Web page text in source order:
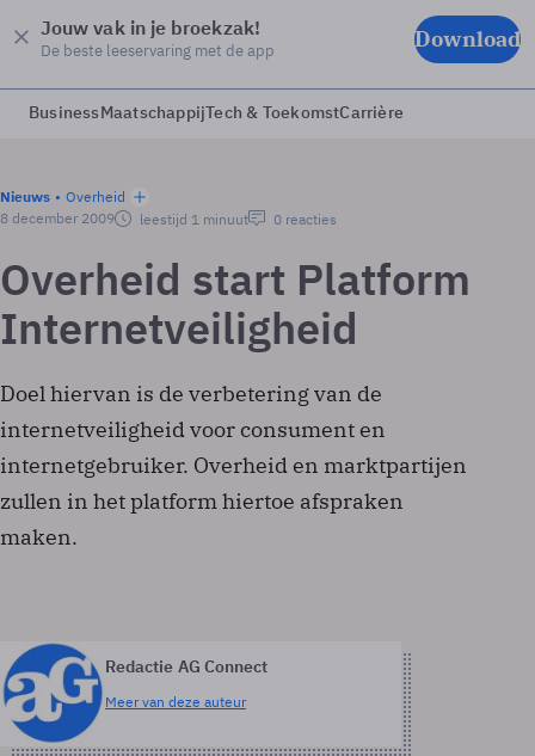
Jouw vak in je broekzak!
De beste leeservaring met de app Download
BusinessMaatschappijTech & ToekomstCarrière
Nieuws
Overheid
8 december 2009
leestijd 1 minuut 0 reacties
Overheid start Platform
Internetveiligheid
Doel hiervan is de verbetering van de
internetveiligheid voor consument en
internetgebruiker. Overheid en marktpartijen
zullen in het platform hiertoe afspraken
maken.
Redactie AG Connect
Meer van deze auteur